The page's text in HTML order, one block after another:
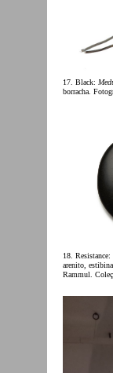
17. Black:
borracha.
18. Resistance:
arenito,
Rammul.